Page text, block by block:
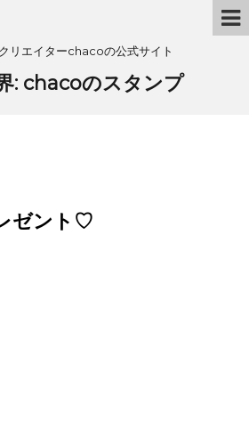
リエイターchacoの公式サイト
: chacoのスタンプ
ゼント♡